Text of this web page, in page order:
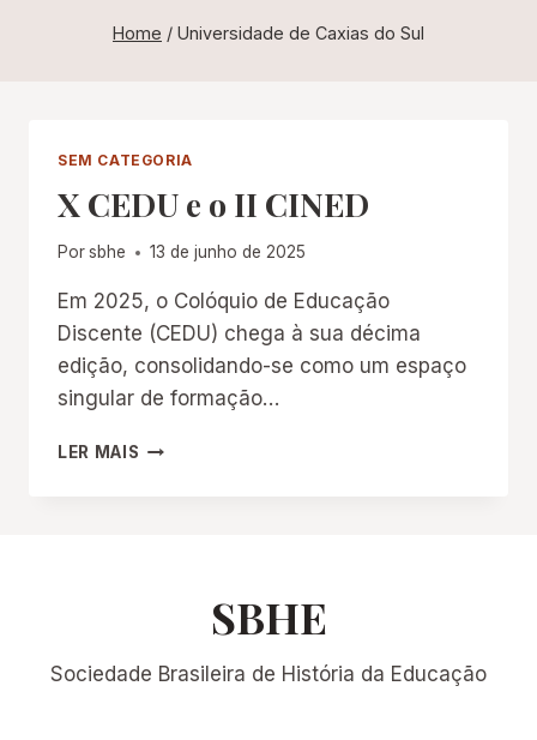
Home / Universidade de Caxias do Sul
SEM CATEGORIA
X CEDU e o II CINED
Porsbhe 13 de junho de 2025
Em 2025, o Colóquio de Educação
Discente (CEDU) chega à sua décima
edição, consolidando-se como um espaço
singular de formação…
LER MAIS
SBHE
Sociedade Brasileira de História da Educação